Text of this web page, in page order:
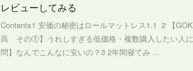
レビューしてみる
Contents1 安価の秘密はロールマットレス1.1 2 【
高 その①】うれしすぎる低価格・複数購入したい人
問】なんでこんなに安いの？3 2年間寝てみ ...